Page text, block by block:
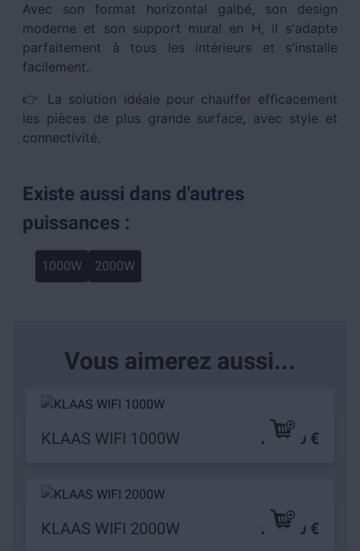
Avec son format horizontal galbé, son design
moderne et son support mural en H, il s'adapte
parfaitement à tous les intérieurs et s'installe
facilement.
👉 La solution idéale pour chauffer efficacement
les pièces de plus grande surface, avec style et
connectivité.
Existe aussi dans d'autres
puissances :
1000W 2000W
Vous aimerez aussi...
KLAAS WIFI 1000W 109,90 €
KLAAS WIFI 2000W 149,90 €